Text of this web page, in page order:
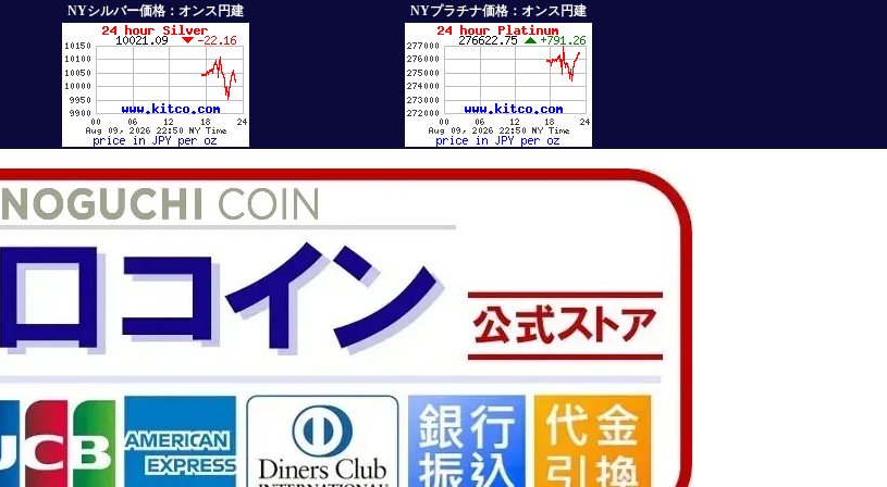
NYシルバー価格：オンス円建 NYプラチナ価格：オンス円建